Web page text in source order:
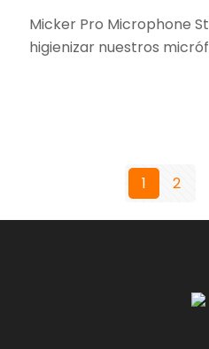
Micker Pro Microphone
higienizar nuestros
1 2